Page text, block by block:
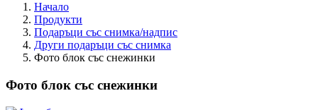
Начало
Продукти
Подаръци със снимка/надпис
Други подаръци със снимка
Фото блок със снежинки
Фото блок със снежинки